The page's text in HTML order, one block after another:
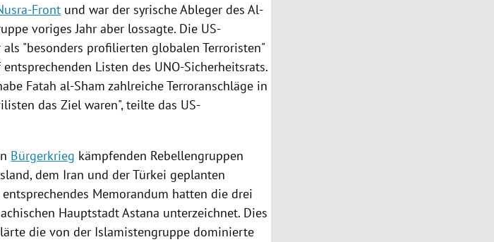
Front und war der syrische Ableger des Al-
voriges Jahr aber lossagte. Die US-
"besonders profilierten globalen Terroristen"
Listen des UNO-Sicherheitsrats.
Fatah al-Sham zahlreiche Terroranschläge in
das Ziel waren", teilte das US-
Bürgerkrieg kämpfenden Rebellengruppen
, dem Iran und derTürkei geplanten
Memorandum hatten die drei
HauptstadtAstana unterzeichnet. Dies
die von der Islamistengruppe dominierte